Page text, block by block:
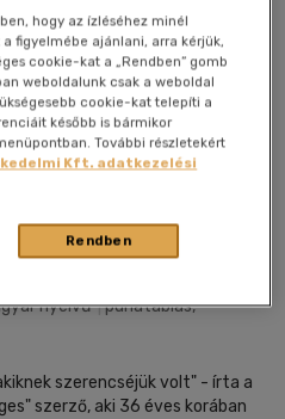
nyelvű|puhatáblás,
szerencséjük volt" - írta a
szerző, aki 36 éves korában
hogy az ízléséhez minél
figyelmébe ajánlani, arra kérjük,
cookie-kat a „Rendben” gomb
weboldalunk csak a weboldal
cookie-kat telepíti a
később is bármikor
További részletekért
Kft. adatkezelési
Rendben